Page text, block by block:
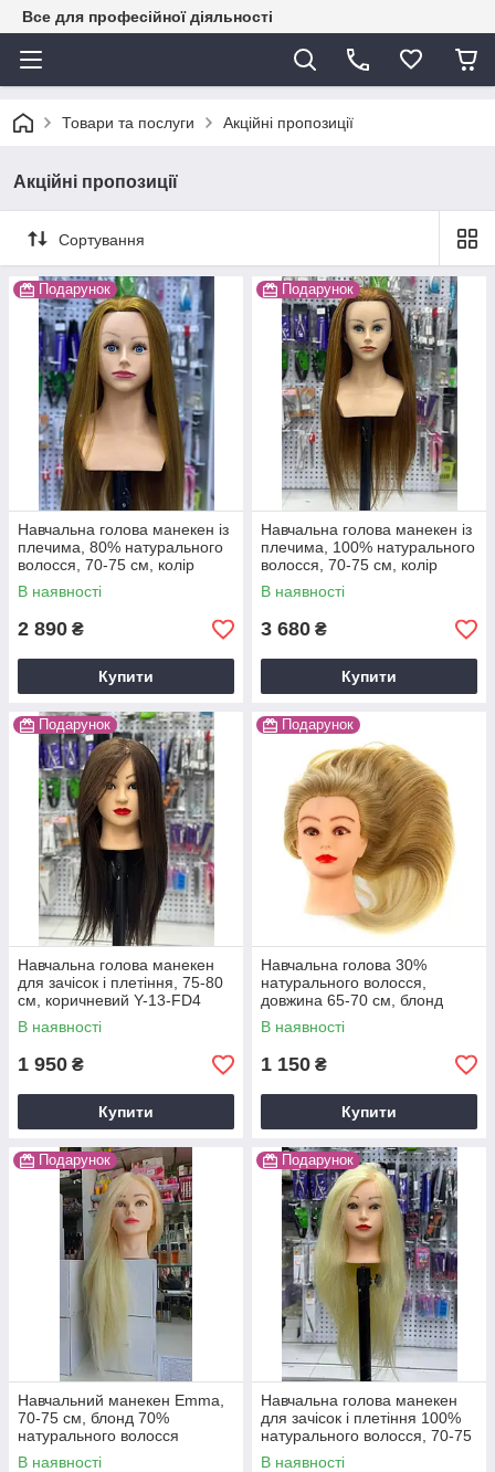
Все для професійної діяльності
Товари та послуги Акційні пропозиції
Акційні пропозиції
Сортування
Подарунок
Навчальна голова манекен із
плечима, 80% натурального
волосся, 70-75 см, колір
золото
В наявності
2 890 ₴
Купити
Подарунок
Навчальна голова манекен із
плечима, 100% натурального
волосся, 70-75 см, колір
золото
В наявності
3 680 ₴
Купити
Подарунок
Навчальна голова манекен
для зачісок і плетіння, 75-80
см, коричневий Y-13-FD4
В наявності
1 950 ₴
Купити
Подарунок
Навчальна голова 30%
натурального волосся,
довжина 65-70 см, блонд
В наявності
1 150 ₴
Купити
Подарунок
Навчальний манекен Emma,
70-75 см, блонд 70%
натурального волосся
В наявності
Подарунок
Навчальна голова манекен
для зачісок і плетіння 100%
натурального волосся, 70-75
см, блонд Y-13-Q19
В наявності